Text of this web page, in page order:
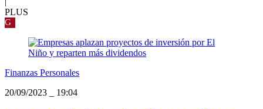
PLUS
G
Finanzas Personales
20/09/2023
19:04